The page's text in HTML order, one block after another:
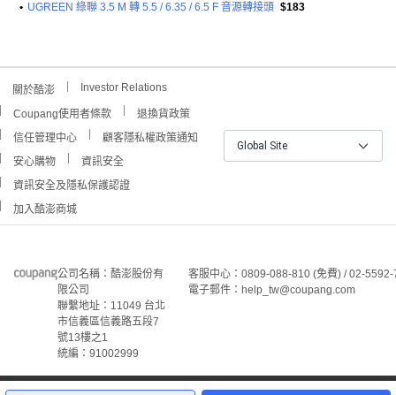
7
• UGREEN 綠聯 3.5 M 轉 5.5 / 6.35 / 6.5 F 音源轉接頭 $183
關於酷澎 Investor Relations
Coupang使用者條款
退換貨政策
信任管理中心
顧客隱私權政策通知
安心購物
資訊安全
資訊安全及隱私保護認證
加入酷澎商城
Global Site
公司名稱：酷澎股份有
限公司
聯繫地址：11049 台北
市信義區信義路五段7
號13樓之1
統編：91002999
客服中心：0809-088-810 (免費) / 02-
電子郵件：help_tw@coupang.com
©Coupang Taiwan Co., Ltd. 保留所有權利。